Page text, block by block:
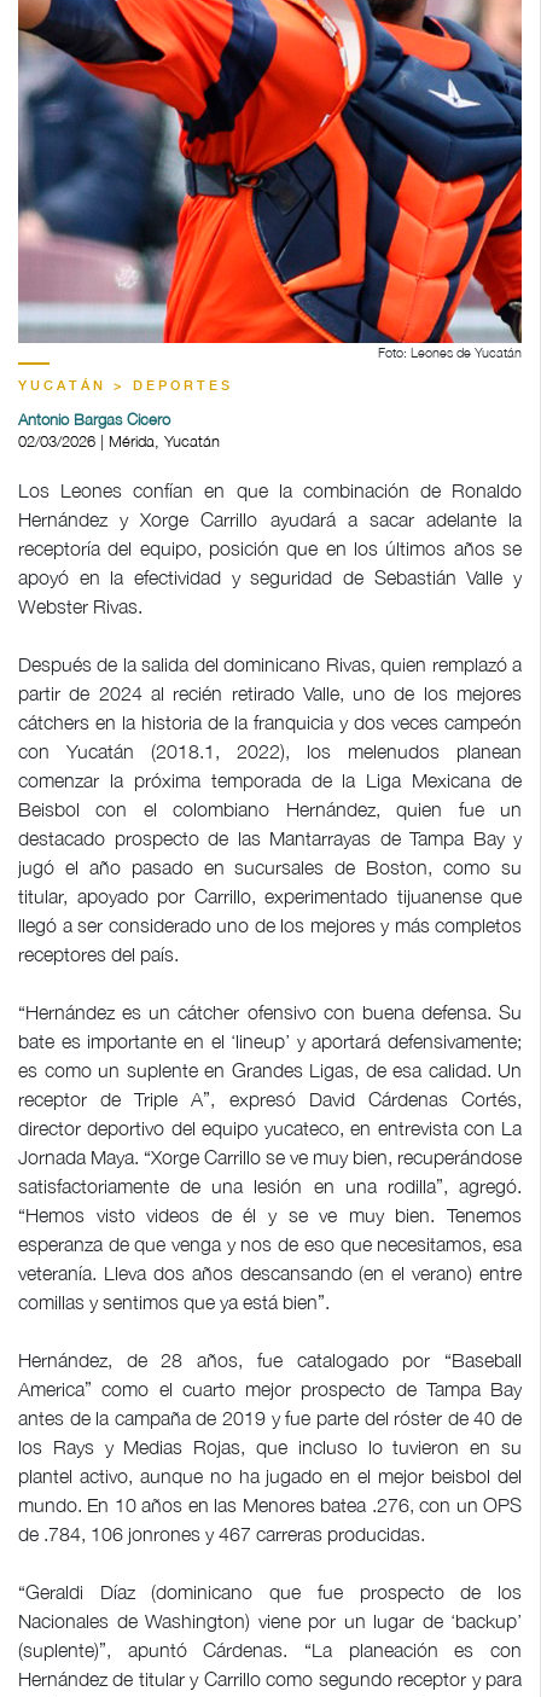
Foto: Leones de Yucatán
YUCATÁN > DEPORTES
Antonio Bargas Cicero
02/03/2026 | Mérida, Yucatán
Los Leones confían en que la combinación de Ronaldo
Hernández y Xorge Carrillo ayudará a sacar adelante la
receptoría del equipo, posición que en los últimos años se
apoyó en la efectividad y seguridad de Sebastián Valle y
Webster Rivas.
Después de la salida del dominicano Rivas, quien remplazó a
partir de 2024 al recién retirado Valle, uno de los mejores
cátchers en la historia de la franquicia y dos veces campeón
con Yucatán (2018.1, 2022), los melenudos planean
comenzar la próxima temporada de la Liga Mexicana de
Beisbol con el colombiano Hernández, quien fue un
destacado prospecto de las Mantarrayas de Tampa Bay y
jugó el año pasado en sucursales de Boston, como su
titular, apoyado por Carrillo, experimentado tijuanense que
llegó a ser considerado uno de los mejores y más completos
receptores del país.
“Hernández es un cátcher ofensivo con buena defensa. Su
bate es importante en el ‘lineup’ y aportará defensivamente;
es como un suplente en Grandes Ligas, de esa calidad. Un
receptor de Triple A”, expresó David Cárdenas Cortés,
director deportivo del equipo yucateco, en entrevista con La
Jornada Maya. “Xorge Carrillo se ve muy bien, recuperándose
satisfactoriamente de una lesión en una rodilla”, agregó.
“Hemos visto videos de él y se ve muy bien. Tenemos
esperanza de que venga y nos de eso que necesitamos, esa
veteranía. Lleva dos años descansando (en el verano) entre
comillas y sentimos que ya está bien”.
Hernández, de 28 años, fue catalogado por “Baseball
America” como el cuarto mejor prospecto de Tampa Bay
antes de la campaña de 2019 y fue parte del róster de 40 de
los Rays y Medias Rojas, que incluso lo tuvieron en su
plantel activo, aunque no ha jugado en el mejor beisbol del
mundo. En 10 años en las Menores batea .276, con un OPS
de .784, 106 jonrones y 467 carreras producidas.
“Geraldi Díaz (dominicano que fue prospecto de los
Nacionales de Washington) viene por un lugar de ‘backup’
(suplente)”, apuntó Cárdenas. “La planeación es con
Hernández de titular y Carrillo como segundo receptor y para